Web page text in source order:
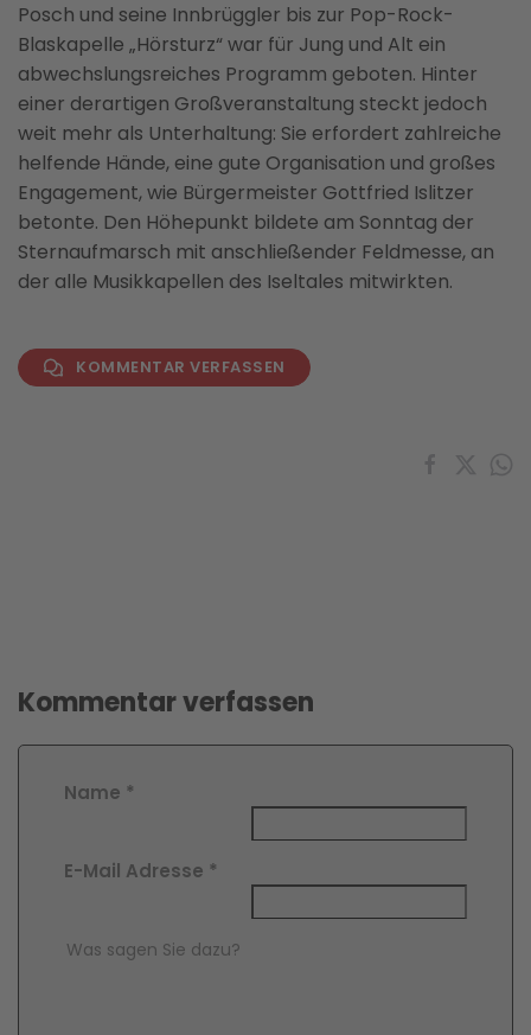
Posch und seine Innbrüggler bis zur Pop-Rock-
Blaskapelle „Hörsturz“ war für Jung und Alt ein
abwechslungsreiches Programm geboten. Hinter
einer derartigen Großveranstaltung steckt jedoch
weit mehr als Unterhaltung: Sie erfordert zahlreiche
helfende Hände, eine gute Organisation und großes
Engagement, wie Bürgermeister Gottfried Islitzer
betonte. Den Höhepunkt bildete am Sonntag der
Sternaufmarsch mit anschließender Feldmesse, an
der alle Musikkapellen des Iseltales mitwirkten.
KOMMENTAR VERFASSEN
Kommentar verfassen
Name *
E-Mail Adresse *
Comment Text*